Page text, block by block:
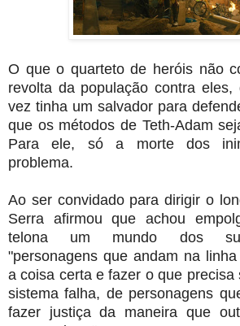
O que o quarteto de heróis não
revolta da população contra eles,
vez tinha um salvador para
que os métodos de Teth-Adam
Para ele, só a morte dos
problema.
Ao ser convidado para dirigir o
Serra afirmou que achou
telona um mundo dos
"personagens que andam na
a coisa certa e fazer o que precisa
sistema falha, de personagens
fazer justiça da maneira que